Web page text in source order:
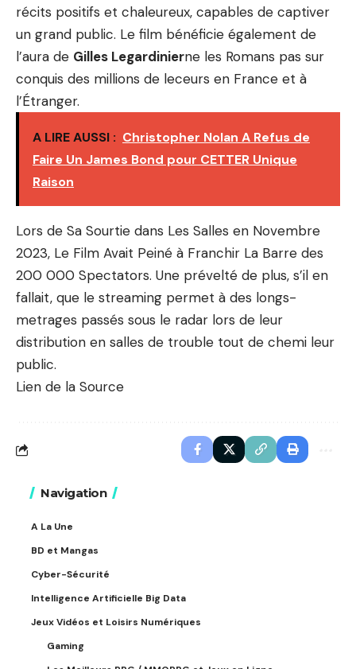
récits positifs et chaleureux, capables de captiver
un grand public. Le film bénéficie également de
l’aura de Gilles Legardinierne les Romans pas sur
conquis des millions de leceurs en France et à
l’Étranger.
A LIRE AUSSI : Christopher Nolan A Refus de
Faire Un James Bond pour CETTER Unique
Raison
Lors de Sa Sourtie dans Les Salles en Novembre
2023, Le Film Avait Peiné à Franchir La Barre des
200 000 Spectators. Une prévelté de plus, s’il en
fallait, que le streaming permet à des longs-
metrages passés sous le radar lors de leur
distribution en salles de trouble tout de chemi leur
public.
Lien de la Source
Navigation
A La Une
BD et Mangas
Cyber-Sécurité
Intelligence Artificielle Big Data
Jeux Vidéos et Loisirs Numériques
Gaming